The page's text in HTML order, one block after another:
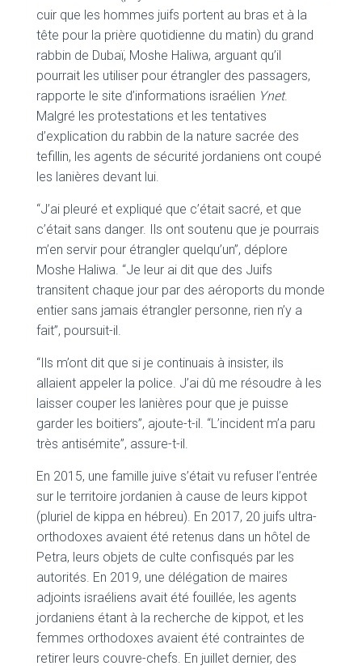
cuir que les hommes juifs portent au bras et à la
tête pour la prière quotidienne du matin) du grand
rabbin de Dubaï, Moshe Haliwa, arguant qu’il
pourrait les utiliser pour étrangler des passagers,
rapporte le site d’informations israélien Ynet.
Malgré les protestations et les tentatives
d’explication du rabbin de la nature sacrée des
tefillin, les agents de sécurité jordaniens ont coupé
les lanières devant lui.
“J’ai pleuré et expliqué que c’était sacré, et que
c’était sans danger. Ils ont soutenu que je pourrais
m’en servir pour étrangler quelqu’un”, déplore
Moshe Haliwa. “Je leur ai dit que des Juifs
transitent chaque jour par des aéroports du monde
entier sans jamais étrangler personne, rien n’y a
fait”, poursuit-il.
“Ils m’ont dit que si je continuais à insister, ils
allaient appeler la police. J’ai dû me résoudre à les
laisser couper les lanières pour que je puisse
garder les boitiers”, ajoute-t-il. “L’incident m’a paru
très antisémite”, assure-t-il.
En 2015, une famille juive s’était vu refuser l’entrée
sur le territoire jordanien à cause de leurs kippot
(pluriel de kippa en hébreu). En 2017, 20 juifs ultra-
orthodoxes avaient été retenus dans un hôtel de
Petra, leurs objets de culte confisqués par les
autorités. En 2019, une délégation de maires
adjoints israéliens avait été fouillée, les agents
jordaniens étant à la recherche de kippot, et les
femmes orthodoxes avaient été contraintes de
retirer leurs couvre-chefs. En juillet dernier, des